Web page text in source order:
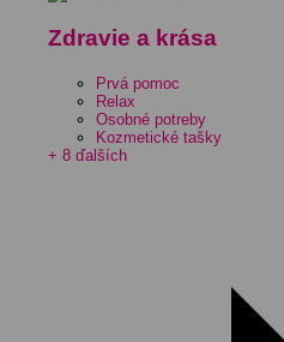
Zdravie a krása
Prvá pomoc
Relax
Osobné potreby
Kozmetické tašky
+ 8 ďalších